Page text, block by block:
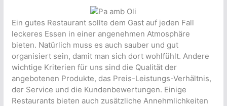
Ein gutes Restaurant sollte dem Gast auf jeden Fall
leckeres Essen in einer angenehmen Atmosphäre
bieten. Natürlich muss es auch sauber und gut
organisiert sein, damit man sich dort wohlfühlt. Andere
wichtige Kriterien für uns sind die Qualität der
angebotenen Produkte, das Preis-Leistungs-Verhältnis,
der Service und die Kundenbewertungen. Einige
Restaurants bieten auch zusätzliche Annehmlichkeiten